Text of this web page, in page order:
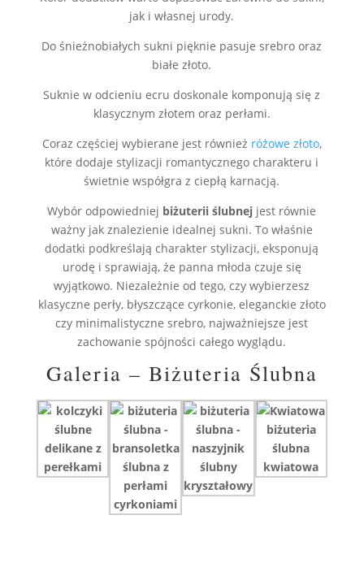
jak i własnej urody.
Do śnieżnobiałych sukni pięknie pasuje srebro oraz
białe złoto.
Suknie w odcieniu ecru doskonale komponują się z
klasycznym złotem oraz perłami.
Coraz częściej wybierane jest również różowe złoto,
które dodaje stylizacji romantycznego charakteru i
świetnie współgra z ciepłą karnacją.
Wybór odpowiedniej biżuterii ślubnej jest równie
ważny jak znalezienie idealnej sukni. To właśnie
dodatki podkreślają charakter stylizacji, eksponują
urodę i sprawiają, że panna młoda czuje się
wyjątkowo. Niezależnie od tego, czy wybierzesz
klasyczne perły, błyszczące cyrkonie, eleganckie złoto
czy minimalistyczne srebro, najważniejsze jest
zachowanie spójności całego wyglądu.
Galeria – Biżuteria Ślubna